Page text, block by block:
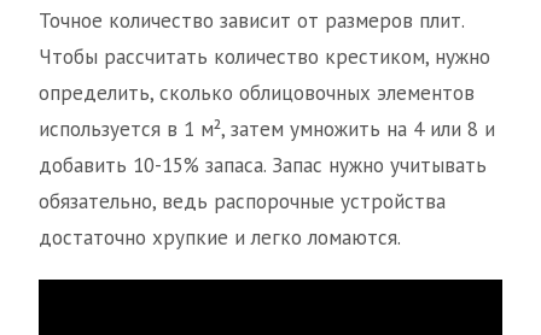
Точное количество зависит от размеров плит.
Чтобы рассчитать количество крестиком, нужно
определить, сколько облицовочных элементов
используется в 1 м², затем умножить на 4 или 8 и
добавить 10-15% запаса. Запас нужно учитывать
обязательно, ведь распорочные устройства
достаточно хрупкие и легко ломаются.